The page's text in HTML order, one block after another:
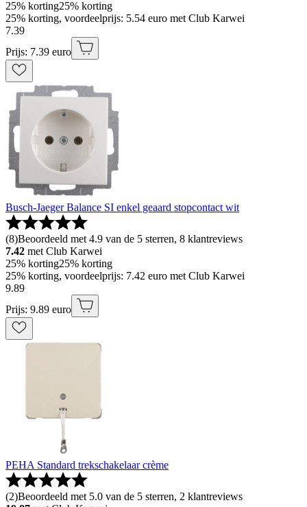
25% korting25% korting
25% korting, voordeelprijs: 5.54 euro met Club Karwei
7.39
Prijs: 7.39 euro
Busch-Jaeger Balance SI enkel geaard stopcontact wit
(8)Beoordeeld met 4.9 van de 5 sterren, 8 klantreviews
7.42 met Club Karwei
25% korting25% korting
25% korting, voordeelprijs: 7.42 euro met Club Karwei
9.89
Prijs: 9.89 euro
PEHA Standard trekschakelaar crème
(2)Beoordeeld met 5.0 van de 5 sterren, 2 klantreviews